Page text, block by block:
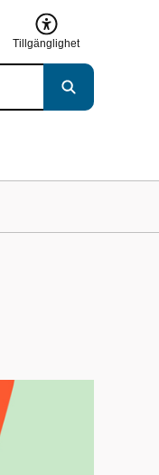
Tillgänglighet